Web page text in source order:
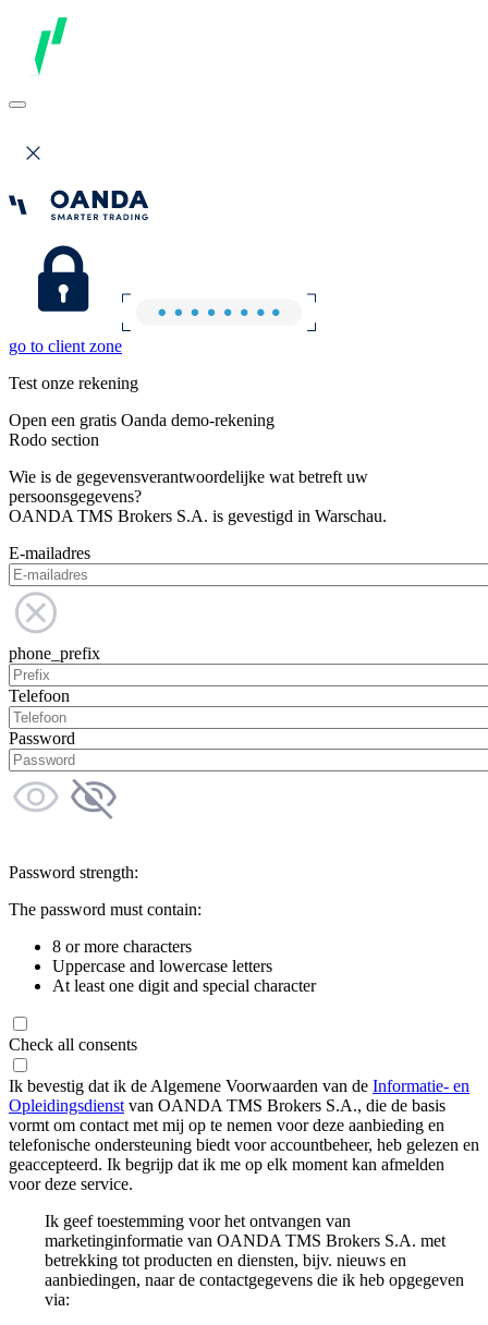
go to client zone
Test onze rekening
Open een gratis Oanda demo-rekening
Rodo section
Wie is de gegevensverantwoordelijke wat betreft uw
persoonsgegevens?
OANDA TMS Brokers S.A. is gevestigd in Warschau.
E-mailadres
phone_prefix
Telefoon
Password
Password strength:
The password must contain:
8 or more characters
Uppercase and lowercase letters
At least one digit and special character
Check all consents
Ik bevestig dat ik de Algemene Voorwaarden van de Informatie- en
Opleidingsdienst van OANDA TMS Brokers S.A., die de basis
vormt om contact met mij op te nemen voor deze aanbieding en
telefonische ondersteuning biedt voor accountbeheer, heb gelezen en
geaccepteerd. Ik begrijp dat ik me op elk moment kan afmelden
voor deze service.
Ik geef toestemming voor het ontvangen van
marketinginformatie van OANDA TMS Brokers S.A. met
betrekking tot producten en diensten, bijv. nieuws en
aanbiedingen, naar de contactgegevens die ik heb opgegeven
via: